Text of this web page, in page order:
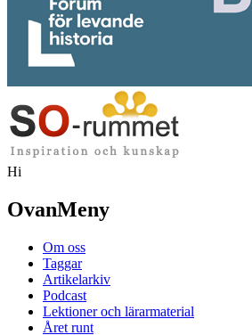
Hi
OvanMeny
Om oss
Taggar
Artikelarkiv
Podcast
Lektioner och lärarmaterial
Året runt